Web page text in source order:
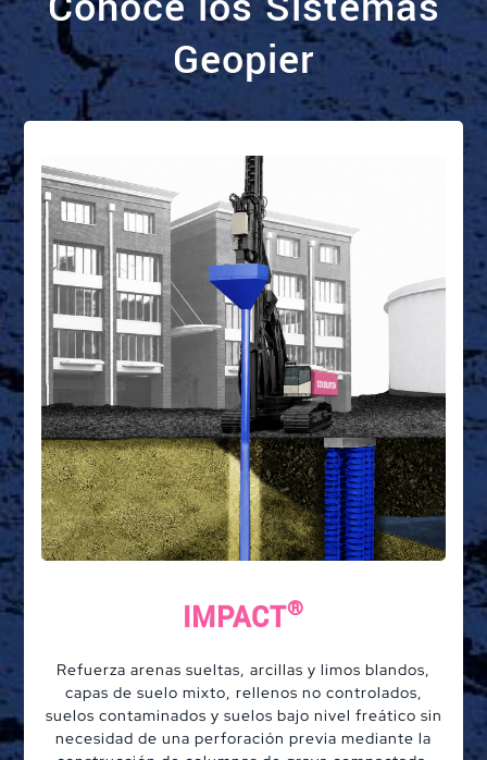
Geopier
IMPACT®
Refuerza arenas sueltas, arcillas y limos blandos,
capas de suelo mixto, rellenos no controlados,
suelos contaminados y suelos bajo nivel freático sin
necesidad de una perforación previa mediante la